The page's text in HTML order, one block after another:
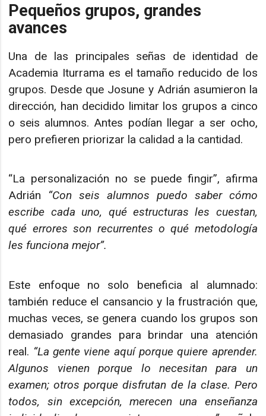
Pequeños grupos, grandes
avances
Una de las principales señas de identidad de
Academia Iturrama es el tamaño reducido de los
grupos. Desde que Josune y Adrián asumieron la
dirección, han decidido limitar los grupos a cinco
o seis alumnos. Antes podían llegar a ser ocho,
pero prefieren priorizar la calidad a la cantidad.
“La personalización no se puede fingir”, afirma
Adrián “Con seis alumnos puedo saber cómo
escribe cada uno, qué estructuras les cuestan,
qué errores son recurrentes o qué metodología
les funciona mejor”.
Este enfoque no solo beneficia al alumnado:
también reduce el cansancio y la frustración que,
muchas veces, se genera cuando los grupos son
demasiado grandes para brindar una atención
real. “La gente viene aquí porque quiere aprender.
Algunos vienen porque lo necesitan para un
examen; otros porque disfrutan de la clase. Pero
todos, sin excepción, merecen una enseñanza